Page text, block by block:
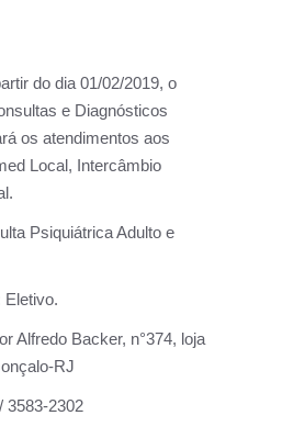
do dia 01/02/2019, o
e Diagnósticos
os atendimentos aos
Local, Intercâmbio
Psiquiátrica Adulto e
Eletivo.
Alfredo Backer, n°374, loja
RJ
3583-2302